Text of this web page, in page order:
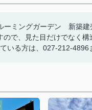
ミングガーデン 新築建
で、見た目だけでなく
いる方は、027-212-